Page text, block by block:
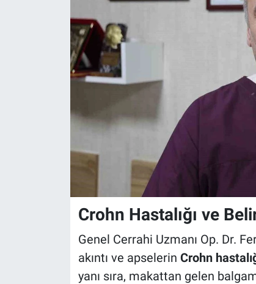
Crohn Hastalığı ve
Genel Cerrahi Uzmanı Op. Dr.
akıntı ve apselerin Crohn
yanı sıra, makattan gelen